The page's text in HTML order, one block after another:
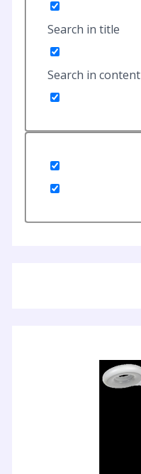
Search in title
Search in content